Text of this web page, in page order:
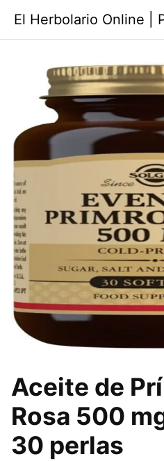
contenido
El Herbolario Online |
Aceite de
Rosa 500
30 perlas